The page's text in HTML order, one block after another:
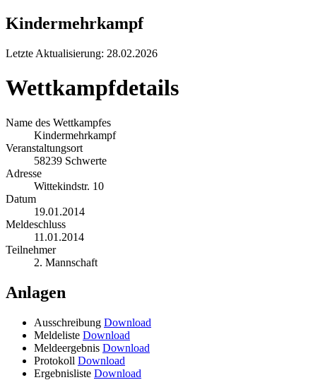
Kindermehrkampf
Letzte Aktualisierung: 28.02.2026
Wettkampfdetails
Name des Wettkampfes
Kindermehrkampf
Veranstaltungsort
58239 Schwerte
Adresse
Wittekindstr. 10
Datum
19.01.2014
Meldeschluss
11.01.2014
Teilnehmer
2. Mannschaft
Anlagen
Ausschreibung Download
Meldeliste Download
Meldeergebnis Download
Protokoll Download
Ergebnisliste Download